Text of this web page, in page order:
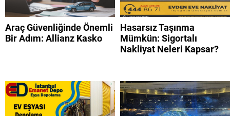
Araç Güvenliğinde Önemli
Bir Adım: Allianz Kasko
Hasarsız Taşınma
Mümkün: Sigortalı
Nakliyat Neleri Kapsar?